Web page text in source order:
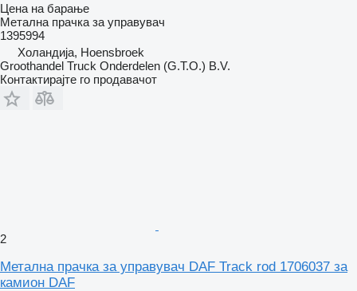
Цена на барање
Метална прачка за управувач
1395994
Холандија, Hoensbroek
Groothandel Truck Onderdelen (G.T.O.) B.V.
Контактирајте го продавачот
2
Метална прачка за управувач DAF Track rod 1706037 за
камион DAF